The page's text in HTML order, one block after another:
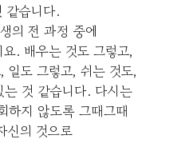
같습니다.
의 전 과정 중에
. 배우는 것도 그렇고,
일도 그렇고, 쉬는 것도,
것 같습니다. 다시는
하지 않도록 그때그때
신의 것으로